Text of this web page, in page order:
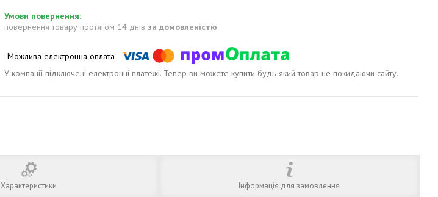
повернення товару протягом 14 днів за домовленістю
У компанії підключені електронні платежі. Тепер ви можете купити будь-який товар не покидаючи сайту.
Характеристики Інформація для замовлення